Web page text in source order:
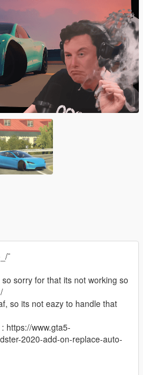
¯
sorry for that its not working so
so its not eazy to handle that
https://www.gta5-
2020-add-on-replace-auto-